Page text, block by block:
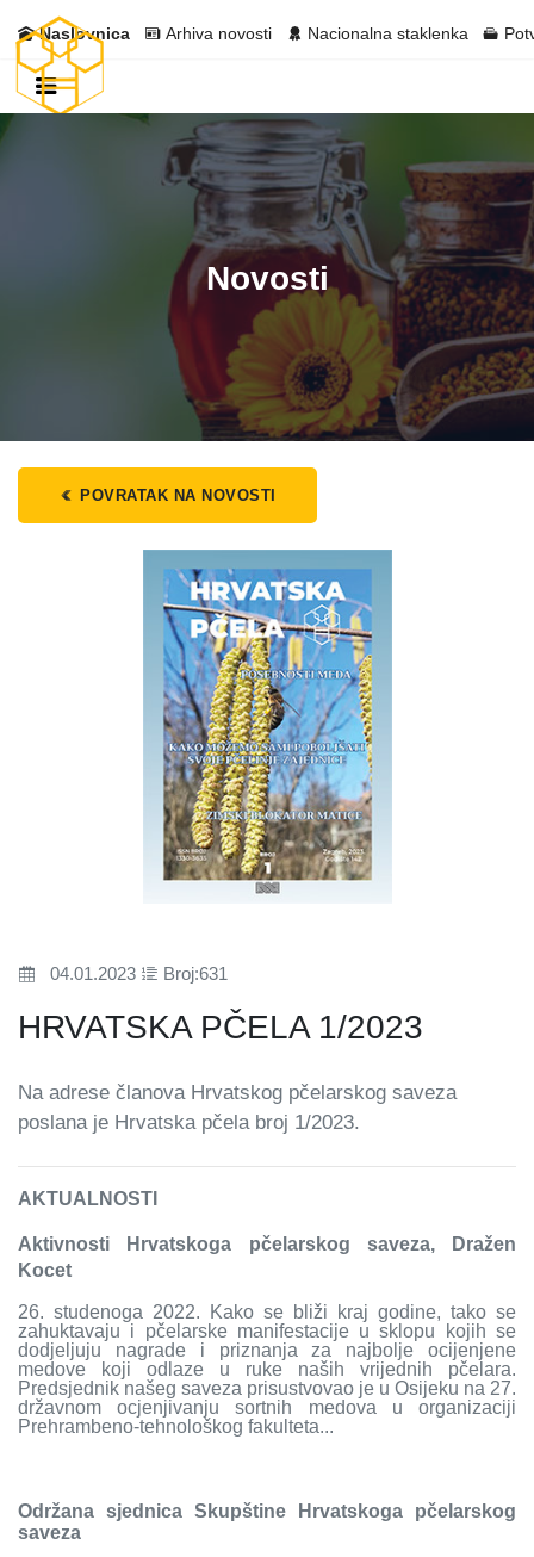
Naslovnica Arhiva novosti Nacionalna staklenka
Novosti
POVRATAK NA NOVOSTI
04.01.2023 Broj:631
HRVATSKA PČELA 1/2023
Na adrese članova Hrvatskog pčelarskog saveza
poslana je Hrvatska pčela broj 1/2023.
AKTUALNOSTI
Aktivnosti Hrvatskoga pčelarskog saveza, Dražen
Kocet
26. studenoga 2022. Kako se bliži kraj godine, tako se
zahuktavaju i pčelarske manifestacije u sklopu kojih se
dodjeljuju nagrade i priznanja za najbolje ocijenjene
medove koji odlaze u ruke naših vrijednih pčelara.
Predsjednik našeg saveza prisustvovao je u Osijeku na 27.
državnom ocjenjivanju sortnih medova u organizaciji
Prehrambeno-tehnološkog fakulteta...
Održana sjednica Skupštine Hrvatskoga pčelarskog
saveza